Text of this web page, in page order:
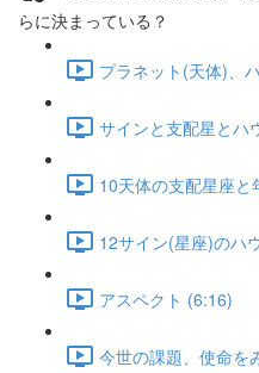
らに決まっている？
プラネット(天体)、
サインと支配星とハ
10天体の支配星座
12サイン(星座)のハ
アスペクト (6:16)
今世の課題、使命を